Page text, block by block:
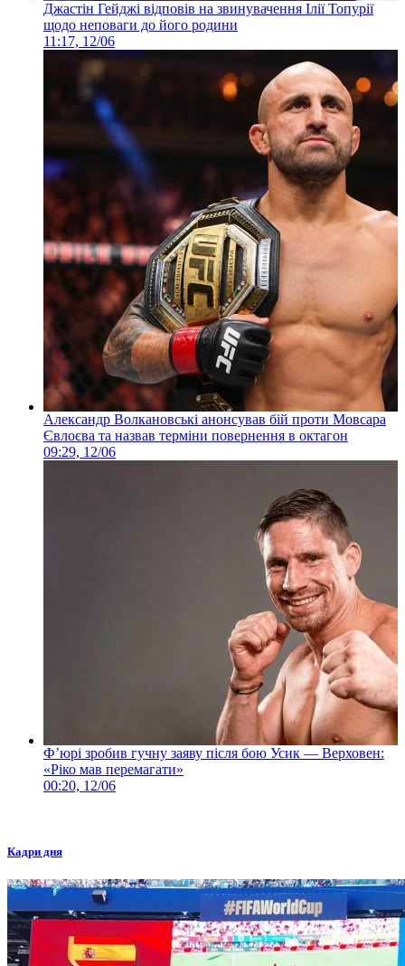
Джастін Гейджі відповів на звинувачення Ілії Топурії
щодо неповаги до його родини
11:17, 12/06
Александр Волкановські анонсував бій проти Мовсара
Євлоєва та назвав терміни повернення в октагон
09:29, 12/06
Ф’юрі зробив гучну заяву після бою Усик — Верховен:
«Ріко мав перемагати»
00:20, 12/06
Кадри дня